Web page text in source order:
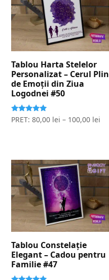
Tablou Harta Stelelor
Personalizat – Cerul Plin
de Emoții din Ziua
Logodnei #50
Evaluat la
5.00
PRET:80,00 lei – 100,00 lei
Tablou Constelație
Elegant – Cadou pentru
Familie #47